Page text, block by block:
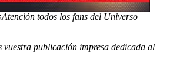
¡Atención todos los fans del Universo
vuestra publicación impresa dedicada al